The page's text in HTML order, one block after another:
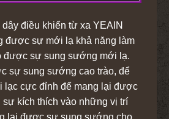
điều khiển từ xa YEAIN
được sự mới lạ khả năng làm
được sự sung sướng mới lạ.
sự sung sướng cao trào, để
lạc cực đỉnh để mang lại được
kích thích vào những vị trí
lại được sự sung sướng cho